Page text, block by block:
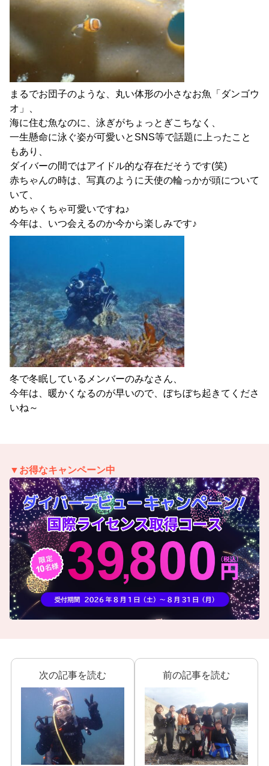
まるでお団子のような、丸い体形の小さなお魚「ダンゴウ
オ」、
海に住む魚なのに、泳ぎがちょっとぎこちなく、
一生懸命に泳ぐ姿が可愛いとSNS等で話題に上ったこと
もあり、
ダイバーの間ではアイドル的な存在だそうです(笑)
赤ちゃんの時は、写真のように天使の輪っかが頭について
いて、
めちゃくちゃ可愛いですね♪
今年は、いつ会えるのか今から楽しみです♪
冬で冬眠しているメンバーのみなさん、
今年は、暖かくなるのが早いので、ぼちぼち起きてくださ
いね～
▼お得なキャンペーン中
次の記事を読む 前の記事を読む